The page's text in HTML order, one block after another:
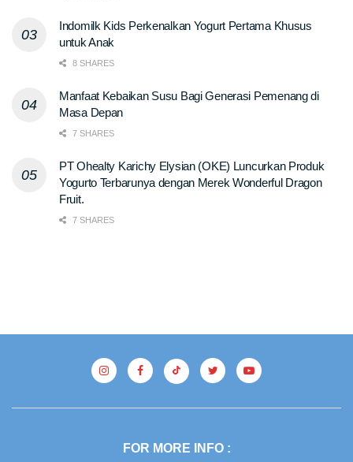
Indomilk Kids Perkenalkan Yogurt Pertama Khusus
untuk Anak
8 SHARES
Manfaat Kebaikan Susu Bagi Generasi Pemenang di
Masa Depan
7 SHARES
PT Ohealty Karichy Elysian (OKE) Luncurkan Produk
Yogurto Terbarunya dengan Merek Wonderful Dragon
Fruit.
7 SHARES
FOR MORE INFO :